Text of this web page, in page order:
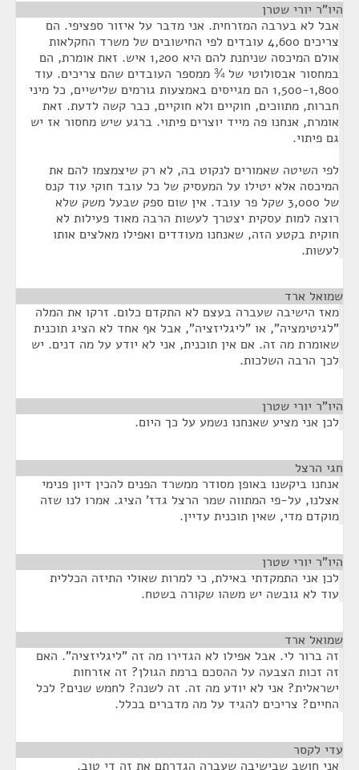
היו"ר יורי שטרן
אבל לא בערבה המזרחית. אני מדבר על איזור ספציפי. הם
צריכים 4,600 עובדים לפי החישובים של משרד החקלאות
אולם המיכסה שניתנת להם היא 1,200 איש. זאת אומרת, הם
במחסור אבסולוטי של ¾ ממספר העובדים שהם צריכים. עוד
1,500-1,800 הם מגייסים באמצעות גורמים שלישיים, כל מיני
חברות, מתווכים, חוקיים ולא חוקיים, כבר קשה לדעת. זאת
אומרת, אנחנו פה מייד יוצרים פיתוי. ברגע שיש מחסור אז יש
גם פיתוי.
לפי השיטה שאמורים לנקוט בה, לא רק שיצמצמו להם את
המיכסה אלא יטילו על המעסיק של כל עובד חוקי עוד קנס
של 3,000 שקל פר עובד. אין שום ספק שבעל משק שלא
רוצה למות עסקית יצטרך לעשות הרבה מאוד פעילות לא
חוקית בקטע הזה, שאנחנו מעודדים ואפילו מאלצים אותו
לעשות.
שמואל ארד
מאז הישיבה שעברה בעצם לא התקדם כלום. זרקו את המלה
"לגיטימציה", או "ליגליזציה", אבל אף אחד לא הציג תוכנית
שאומרת מה זה. אם אין תוכנית, אני לא יודע על מה דנים. יש
לכך הרבה השלכות.
היו"ר יורי שטרן
לכן אני מציע שאנחנו נשמע על כך היום.
חגי הרצל
אנחנו ביקשנו באופן מסודר ממשרד הפנים להכין דיון פנימי
אצלנו, על-פי המתווה שמר הרצל גדז' הציג. אמרו לנו שזה
מוקדם מדי, שאין תוכנית עדיין.
היו"ר יורי שטרן
לכן אני התמקדתי באילת, כי למרות שאולי התיזה הכללית
עוד לא גובשה יש משהו שקורה בשטח.
שמואל ארד
זה ברור לי. אבל אפילו לא הגדירו מה זה "ליגליזציה". האם
זה זכות הצבעה על ההסכם ברמת הגולן? זה אזרחות
ישראלית? אני לא יודע מה זה. זה לשנה? לחמש שנים? לכל
החיים? צריכים להגיד על מה מדברים בכלל.
עדי לקסר
אני חושב שבישיבה שעברה הגדרתם את זה די טוב.